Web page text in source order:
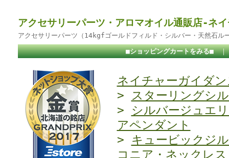
アクセサリーパーツ・アロマオイル通販店-ネ
アクセサリーパーツ（14kgfゴールドフィルド・シルバー・天然石ル
■ショッピングカートをみる■
ネイチャーガイダン
> スターリングシ
> シルバージュエ
アペンダント
> キュービックジ
コニア・ネックレス